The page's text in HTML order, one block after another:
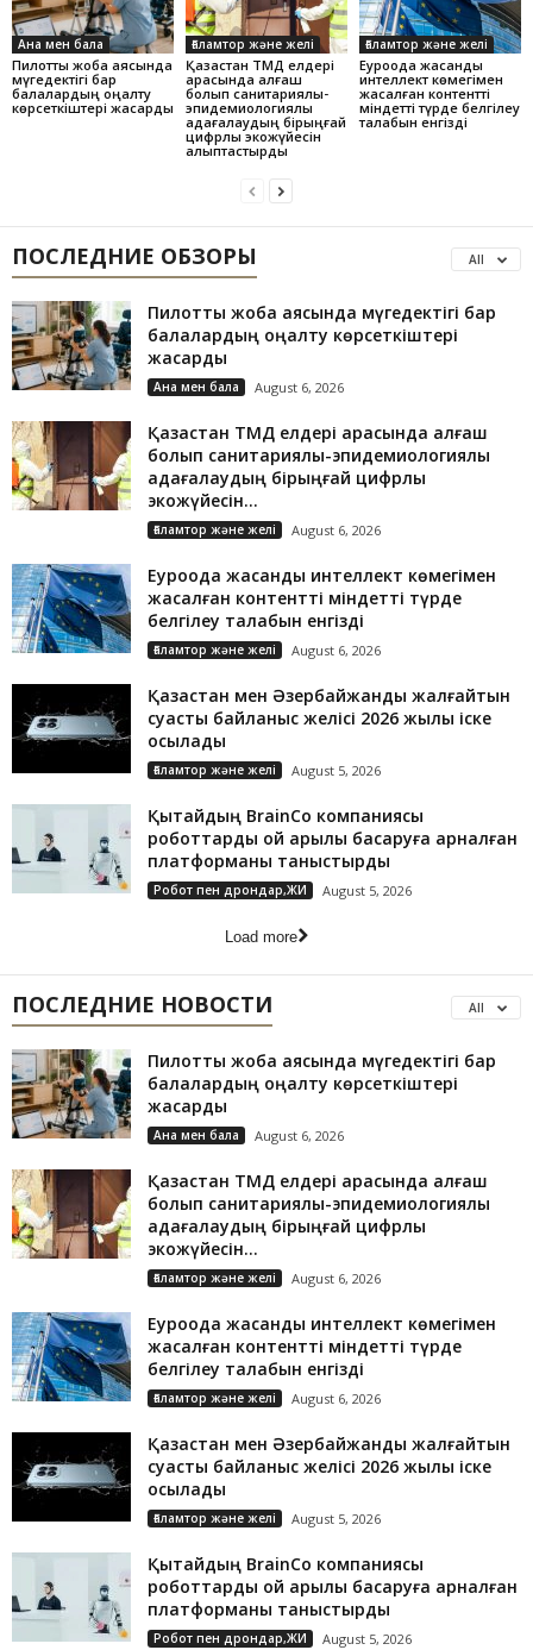
Ана мен бала
Пилоттық жоба аясында
мүгедектігі бар
балалардың оңалту
көрсеткіштері жақсарды
Ғаламтор және желі
Қазақстан ТМД елдері
арасында алғаш
болып санитариялық-
эпидемиологиялық
қадағалаудың бірыңғай
цифрлық экожүйесін
қалыптастырды
Ғаламтор және желі
Еуроодақ жасанды
интеллект көмегімен
жасалған контентті
міндетті түрде белгілеу
талабын енгізді
ПОСЛЕДНИЕ ОБЗОРЫ All
Пилоттық жоба аясында мүгедектігі бар
балалардың оңалту көрсеткіштері
жақсарды
Ана мен бала August 6, 2026
Қазақстан ТМД елдері арасында алғаш
болып санитариялық-эпидемиологиялық
қадағалаудың бірыңғай цифрлық
экожүйесін...
Ғаламтор және желі August 6, 2026
Еуроодақ жасанды интеллект көмегімен
жасалған контентті міндетті түрде
белгілеу талабын енгізді
Ғаламтор және желі August 6, 2026
Қазақстан мен Әзербайжанды жалғайтын
суасты байланыс желісі 2026 жылы іске
қосылады
Ғаламтор және желі August 5, 2026
Қытайдың BrainCo компаниясы
роботтарды ой арқылы басқаруға арналған
платформаны таныстырды
Робот пен дрондар,ЖИ August 5, 2026
Load more
ПОСЛЕДНИЕ НОВОСТИ All
Пилоттық жоба аясында мүгедектігі бар
балалардың оңалту көрсеткіштері
жақсарды
Ана мен бала August 6, 2026
Қазақстан ТМД елдері арасында алғаш
болып санитариялық-эпидемиологиялық
қадағалаудың бірыңғай цифрлық
экожүйесін...
Ғаламтор және желі August 6, 2026
Еуроодақ жасанды интеллект көмегімен
жасалған контентті міндетті түрде
белгілеу талабын енгізді
Ғаламтор және желі August 6, 2026
Қазақстан мен Әзербайжанды жалғайтын
суасты байланыс желісі 2026 жылы іске
қосылады
Ғаламтор және желі August 5, 2026
Қытайдың BrainCo компаниясы
роботтарды ой арқылы басқаруға арналған
платформаны таныстырды
Робот пен дрондар,ЖИ August 5, 2026